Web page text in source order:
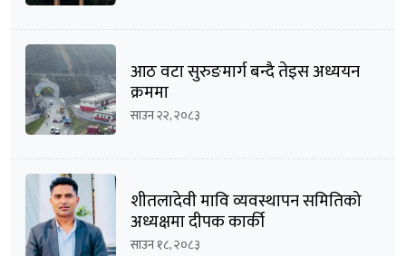
आठ वटा सुरुङमार्ग बन्दै तेइस अध्ययन
क्रममा
साउन २२, २०८३
शीतलादेवी मावि व्यवस्थापन समितिको
अध्यक्षमा दीपक कार्की
साउन १८, २०८३